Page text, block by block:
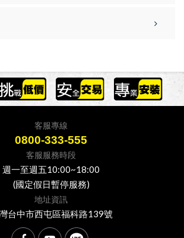
客服專線
0800-333-555
客服服務時段
週一至週五10:00~18:00
(國定假日暫停服務)
地址資訊
台中市西屯區福科路139號